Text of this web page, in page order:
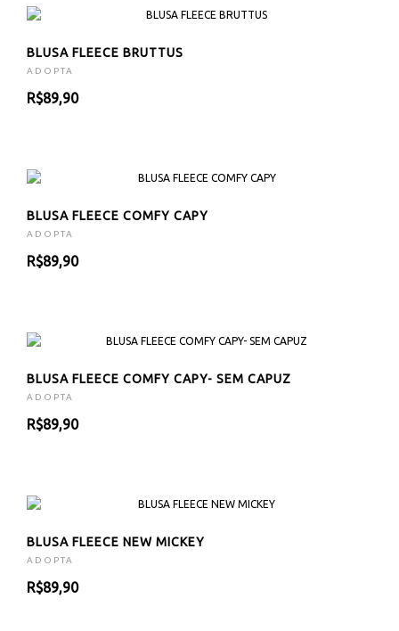
BLUSA FLEECE BRUTTUS
ADOPTA
R$89,90
BLUSA FLEECE COMFY CAPY
ADOPTA
R$89,90
BLUSA FLEECE COMFY CAPY- SEM CAPUZ
ADOPTA
R$89,90
BLUSA FLEECE NEW MICKEY
ADOPTA
R$89,90